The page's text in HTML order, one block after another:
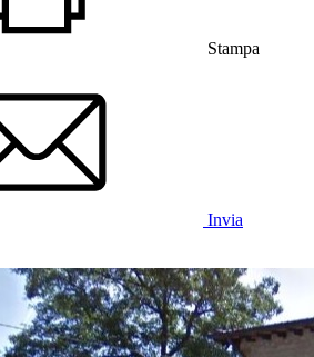
Stampa
Invia